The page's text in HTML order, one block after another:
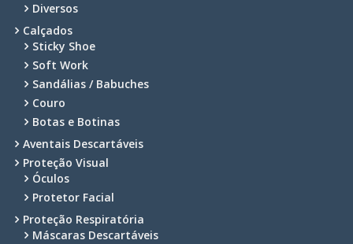
Diversos
Calçados
Sticky Shoe
Soft Work
Sandálias / Babuches
Couro
Botas e Botinas
Aventais Descartáveis
Proteção Visual
Óculos
Protetor Facial
Proteção Respiratória
Máscaras Descartáveis